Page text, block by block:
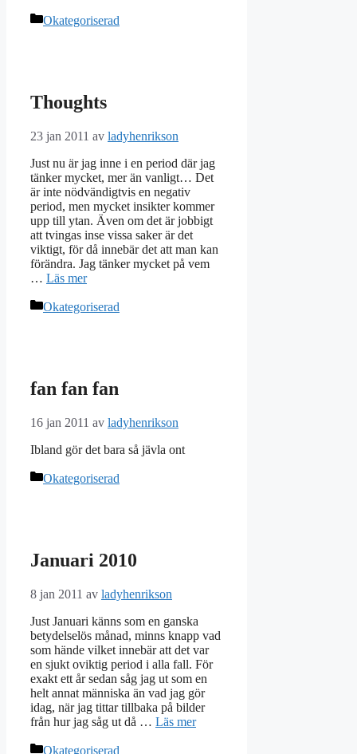
Kategorier
Okategoriserad
Thoughts
23 jan 2011 av ladyhenrikson
Just nu är jag inne i en period där jag
tänker mycket, mer än vanligt… Det
är inte nödvändigtvis en negativ
period, men mycket insikter kommer
upp till ytan. Även om det är jobbigt
att tvingas inse vissa saker är det
viktigt, för då innebär det att man kan
förändra. Jag tänker mycket på vem
… Läs mer
Kategorier
Okategoriserad
fan fan fan
16 jan 2011 av ladyhenrikson
Ibland gör det bara så jävla ont
Kategorier
Okategoriserad
Januari 2010
8 jan 2011 av ladyhenrikson
Just Januari känns som en ganska
betydelselös månad, minns knapp vad
som hände vilket innebär att det var
en sjukt oviktig period i alla fall. För
exakt ett år sedan såg jag ut som en
helt annat människa än vad jag gör
idag, när jag tittar tillbaka på bilder
från hur jag såg ut då … Läs mer
Kategorier
Okategoriserad